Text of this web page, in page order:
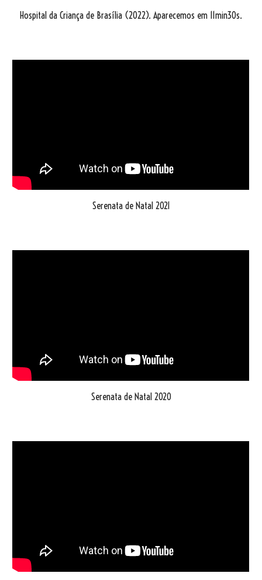
Hospital da Criança de Brasília (2022). Aparecemos em 11min30s.
Serenata de Natal 2021
Serenata de Natal 2020